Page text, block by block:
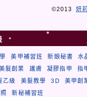
©2013 妍
美甲補習班 新娘秘書
水
髮創業 護膚 凝膠指甲
指
乙級 美髮教學 3D
美甲創
新秘補習班